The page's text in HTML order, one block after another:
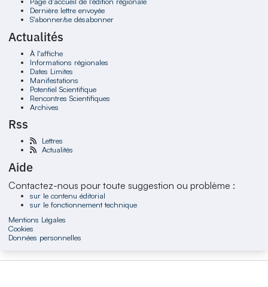
Dernière lettre envoyée
S'abonner/se désabonner
Actualités
À l'affiche
Informations régionales
Dates Limites
Manifestations
Potentiel Scientifique
Rencontres Scientifiques
Archives
Rss
Lettres
Actualités
Aide
Contactez-nous pour toute suggestion ou problème :
sur le contenu éditorial
sur le fonctionnement technique
Mentions Légales
Cookies
Données personnelles